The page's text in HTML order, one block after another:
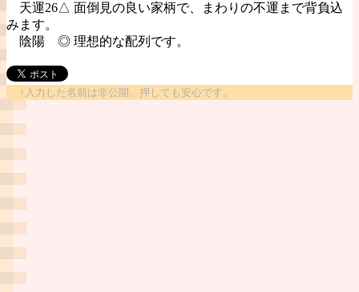
天運26△ 面倒見の良い家柄で、まわりの不運まで背負込
みます。
陰陽 ◎ 理想的な配列です。
↑入力した名前は非公開。押しても安心です。